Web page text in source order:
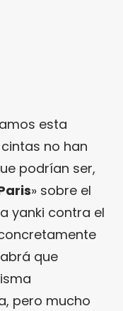
esta
no han
podrían ser,
» sobre el
yanki contra el
que
pero mucho